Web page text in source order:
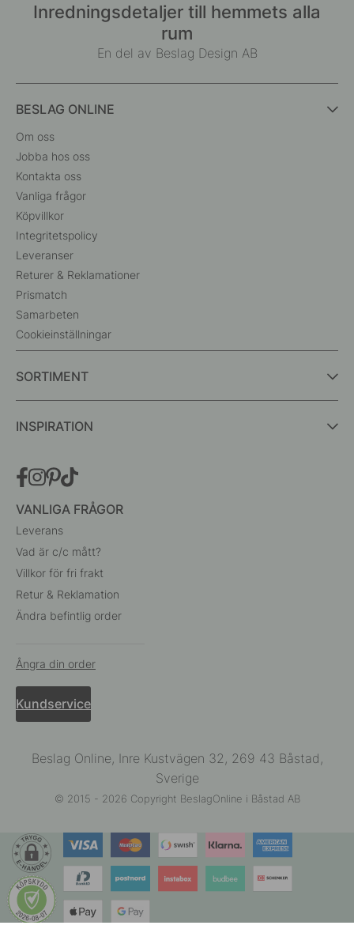
Inredningsdetaljer till hemmets alla
rum
En del av Beslag Design AB
BESLAG ONLINE
Om oss
Jobba hos oss
Kontakta oss
Vanliga frågor
Köpvillkor
Integritetspolicy
Leveranser
Returer & Reklamationer
Prismatch
Samarbeten
Cookieinställningar
SORTIMENT
INSPIRATION
VANLIGA FRÅGOR
Leverans
Vad är c/c mått?
Villkor för fri frakt
Retur & Reklamation
Ändra befintlig order
Ångra din order
Kundservice
Beslag Online, Inre Kustvägen 32, 269 43 Båstad,
Sverige
© 2015 - 2026 Copyright BeslagOnline i Båstad AB